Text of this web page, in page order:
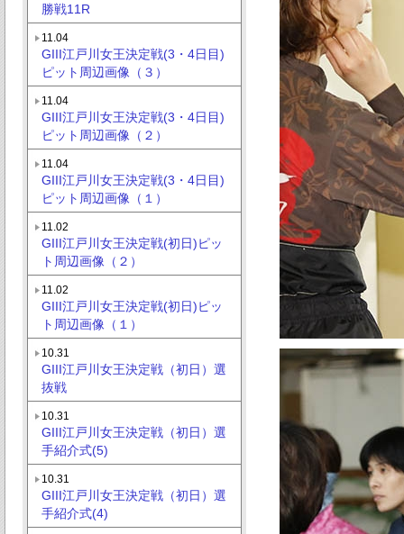
勝戦11R
11.04
GIII江戸川女王決定戦(3・4日目)
ピット周辺画像（３）
11.04
GIII江戸川女王決定戦(3・4日目)
ピット周辺画像（２）
11.04
GIII江戸川女王決定戦(3・4日目)
ピット周辺画像（１）
11.02
GIII江戸川女王決定戦(初日)ピッ
ト周辺画像（２）
11.02
GIII江戸川女王決定戦(初日)ピッ
ト周辺画像（１）
10.31
GIII江戸川女王決定戦（初日）選
抜戦
10.31
GIII江戸川女王決定戦（初日）選
手紹介式(5)
10.31
GIII江戸川女王決定戦（初日）選
手紹介式(4)